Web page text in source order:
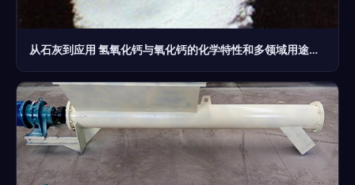
从石灰到应用 氢氧化钙与氧化钙的化学特性和多领域用途解析